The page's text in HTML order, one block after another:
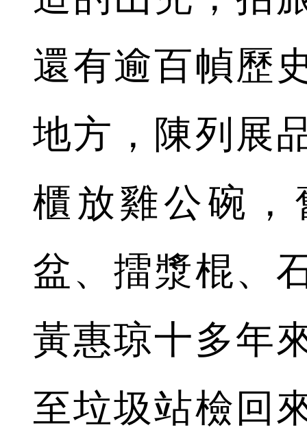
還有逾百幀歷
地方，陳列展
櫃放雞公碗，
盆、擂漿棍、
黃惠琼十多年
至垃圾站檢回